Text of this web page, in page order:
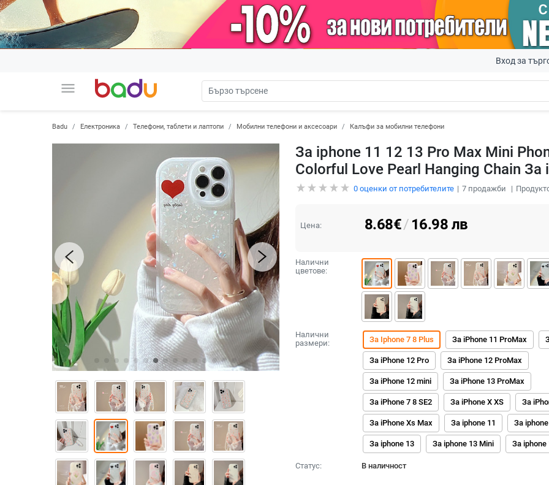
menu
Вход за
Badu Електроника Телефони, таблети и лаптопи Мобилни телефони и аксесоари Калъфи за мобилни телефони
За iphone 11 12 13 Pro Max Mini
Colorful Love Pearl Hanging Chain За
0оценки от потребителите 7продажби
Цена: 8.68€/ 16.98 лв
Налични
цветове:
Налични
размери:
За Iphone 7 8 Plus За iPhone 11 ProMax
За iPhone 12 Pro За iPhone 12 ProMax
За iPhone 12 mini За iPhone 13 ProMax
За iPhone 7 8 SE2 За iPhone X XS За
За iPhone Xs Max За iphone 11 За
За iphone 13 За iphone 13 Mini За iphone
Статус: В наличност